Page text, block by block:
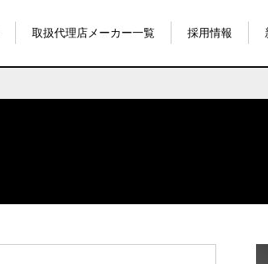
取扱代理店メーカー一覧 採用情報